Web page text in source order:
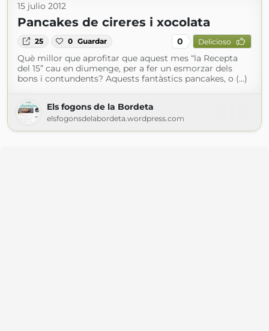
15 julio 2012
Pancakes de cireres i xocolata
25 0 Guardar 0 Delicioso
Què millor que aprofitar que aquest mes “la Recepta
del 15” cau en diumenge, per a fer un esmorzar dels
bons i contundents? Aquests fantàstics pancakes, o (...)
Els fogons de la Bordeta
elsfogonsdelabordeta.wordpress.com